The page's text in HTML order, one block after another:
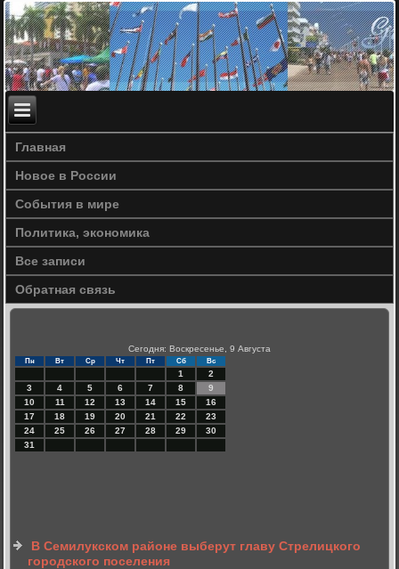
Главная
Новое в России
События в мире
Политика, экономика
Все записи
Обратная связь
Сегодня: Воскресенье, 9 Августа
Пн Вт Ср Чт Пт Сб Вс
1
2
3
4 5 6 7 8
9
10
11 12 13 14 15
16
17
18 19 20 21 22
23
24
25 26 27 28 29
30
31
В Семилукском районе выберут главу Стрелицкого
городского поселения